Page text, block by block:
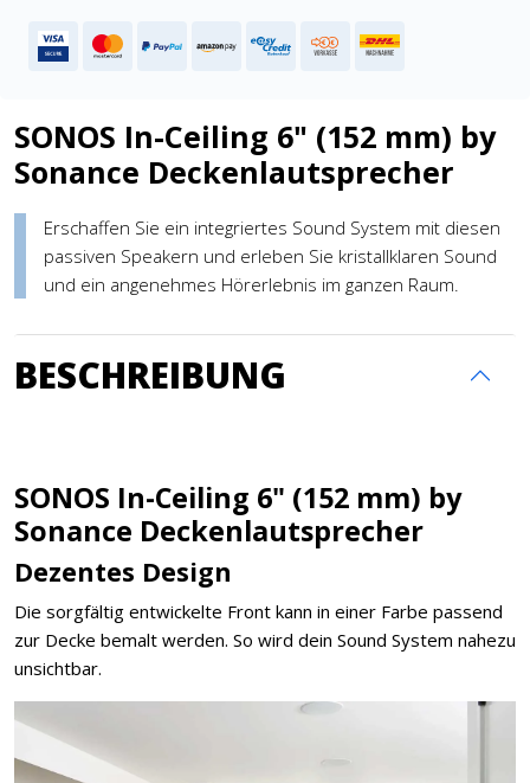
SONOS In-Ceiling 6" (152 mm) by
Sonance Deckenlautsprecher
Erschaffen Sie ein integriertes Sound System mit diesen
passiven Speakern und erleben Sie kristallklaren Sound
und ein angenehmes Hörerlebnis im ganzen Raum.
BESCHREIBUNG
SONOS In-Ceiling 6" (152 mm) by
Sonance Deckenlautsprecher
Dezentes Design
Die sorgfältig entwickelte Front kann in einer Farbe passend
zur Decke bemalt werden. So wird dein Sound System nahezu
unsichtbar.